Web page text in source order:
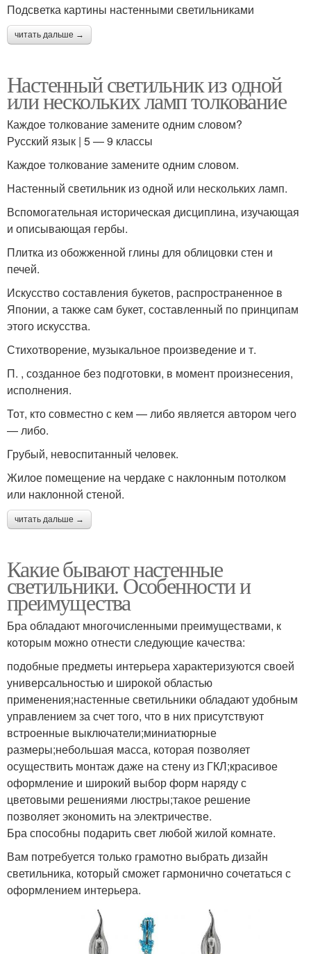
Подсветка картины настенными светильниками
читать дальше →
Настенный светильник из одной
или нескольких ламп толкование
Каждое толкование замените одним словом?
Русский язык | 5 — 9 классы
Каждое толкование замените одним словом.
Настенный светильник из одной или нескольких ламп.
Вспомогательная историческая дисциплина, изучающая
и описывающая гербы.
Плитка из обожженной глины для облицовки стен и
печей.
Искусство составления букетов, распространенное в
Японии, а также сам букет, составленный по принципам
этого искусства.
Стихотворение, музыкальное произведение и т.
П. , созданное без подготовки, в момент произнесения,
исполнения.
Тот, кто совместно с кем — либо является автором чего
— либо.
Грубый, невоспитанный человек.
Жилое помещение на чердаке с наклонным потолком
или наклонной стеной.
читать дальше →
Какие бывают настенные
светильники. Особенности и
преимущества
Бра обладают многочисленными преимуществами, к
которым можно отнести следующие качества:
подобные предметы интерьера характеризуются своей
универсальностью и широкой областью
применения;настенные светильники обладают удобным
управлением за счет того, что в них присутствуют
встроенные выключатели;миниатюрные
размеры;небольшая масса, которая позволяет
осуществить монтаж даже на стену из ГКЛ;красивое
оформление и широкий выбор форм наряду с
цветовыми решениями люстры;такое решение
позволяет экономить на электричестве.
Бра способны подарить свет любой жилой комнате.
Вам потребуется только грамотно выбрать дизайн
светильника, который сможет гармонично сочетаться с
оформлением интерьера.